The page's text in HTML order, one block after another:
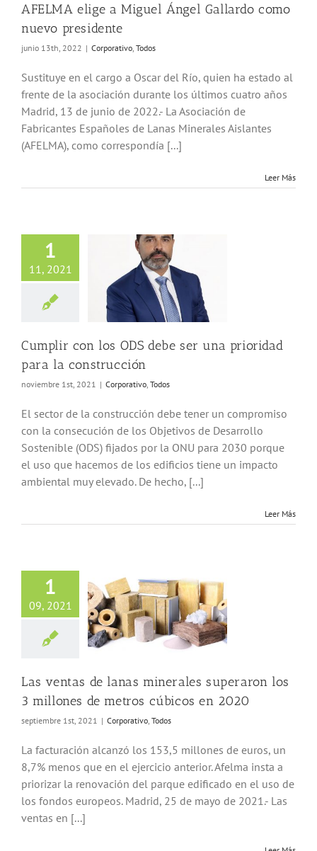
AFELMA elige a Miguel Ángel Gallardo como
nuevo presidente
junio 13th, 2022 | Corporativo Todos
Sustituye en el cargo a Oscar del Río, quien ha estado al
frente de la asociación durante los últimos cuatro años
Madrid, 13 de junio de 2022.- La Asociación de
Fabricantes Españoles de Lanas Minerales Aislantes
(AFELMA), como correspondía [...]
Leer Más
1
11, 2021
con los ODS
construcción
Cumplir con los ODS debe ser una prioridad
para la construcción
noviembre 1st, 2021 | Corporativo, Todos
El sector de la construcción debe tener un compromiso
con la consecución de los Objetivos de Desarrollo
Sostenible (ODS) fijados por la ONU para 2030 porque
el uso que hacemos de los edificios tiene un impacto
ambiental muy elevado. De hecho, [...]
Leer Más
1
09, 2021
de lanas
superaron los
de metros
en 2020
Las ventas de lanas minerales superaron los
3 millones de metros cúbicos en 2020
septiembre 1st, 2021 | Corporativo, Todos
La facturación alcanzó los 153,5 millones de euros, un
8,7% menos que en el ejercicio anterior. Afelma insta a
priorizar la renovación del parque edificado en el uso de
los fondos europeos. Madrid, 25 de mayo de 2021.- Las
ventas en [...]